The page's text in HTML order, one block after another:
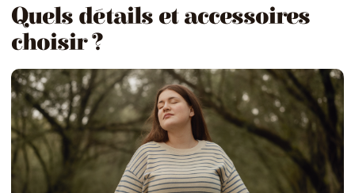
Quels détails et accessoires
choisir ?